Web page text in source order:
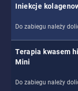
Iniekcje
Do zabiegu należy
Terapia kwasem
Mini
Do zabiegu należy